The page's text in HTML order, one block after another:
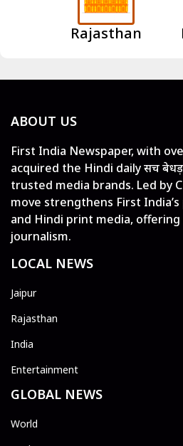
Rajasthan
ABOUT US
First India Newspaper, with
acquired the Hindi daily सच
trusted media brands. Led by
move strengthens First
and Hindi print media,
journalism.
LOCAL NEWS
Jaipur
Rajasthan
India
Entertainment
GLOBAL NEWS
World